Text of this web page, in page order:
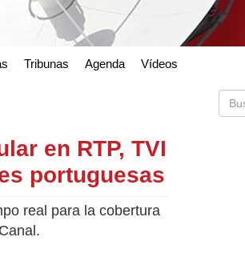
Tribunas Agenda Vídeos
en RTP, TVI
portuguesas
real para la cobertura